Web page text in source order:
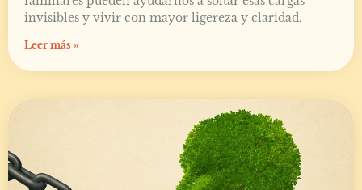
invisibles y vivir con mayor ligereza y claridad.
Leer más »